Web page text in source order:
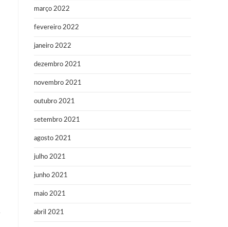
março 2022
fevereiro 2022
janeiro 2022
dezembro 2021
novembro 2021
outubro 2021
setembro 2021
agosto 2021
julho 2021
junho 2021
maio 2021
abril 2021